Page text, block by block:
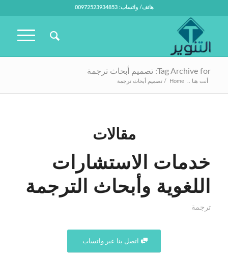
هاتف/ واتساب: 00972523934853
Tag Archive for: تصميم أبحاث ترجمة
أنت هنا .. Home
/ تصميم أبحاث ترجمة
مقالات
خدمات الاستشارات
اللغوية وأبحاث الترجمة
ترجمة
اتصل بنا عبر واتساب